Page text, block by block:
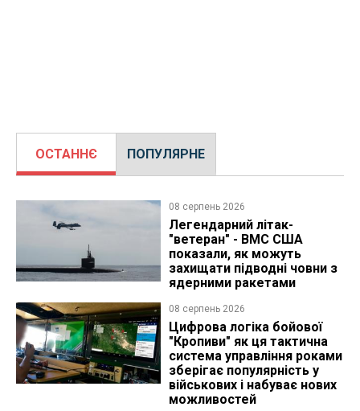
ОСТАННЄ ПОПУЛЯРНЕ
08 серпень 2026
Легендарний літак-
"ветеран" - ВМС США
показали, як можуть
захищати підводні човни з
ядерними ракетами
08 серпень 2026
Цифрова логіка бойової
"Кропиви" як ця тактична
система управління роками
зберігає популярність у
військових і набуває нових
можливостей